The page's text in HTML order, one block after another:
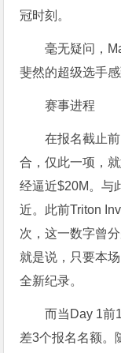
冠时刻。
毫无疑问，
斐然的超级选手感
赛事进程
在报名截止
合，仅此一项，
经逼近$20M。与
近。此前Triton
次，这一数字曾
就是说，只要本
全新纪录。
而当Day 1前
差3个报名名额。